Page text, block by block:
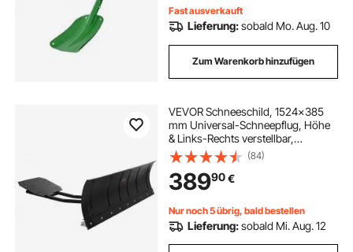
Fast ausverkauft
Lieferung:sobald Mo. Aug. 10
Zum Warenkorb hinzufügen
VEVOR Schneeschild, 1524x385
mm Universal-Schneepflug, Höhe
& Links-Rechts verstellbar,
Räumschild, Stahl-Schneeschieber,
3 Montageoptionen, zur
Schneeräumung, für die meisten
ATVs & UTVs
(84)
38990€
Nur noch 5 übrig, bald bestellen
Lieferung:sobald Mi. Aug. 12